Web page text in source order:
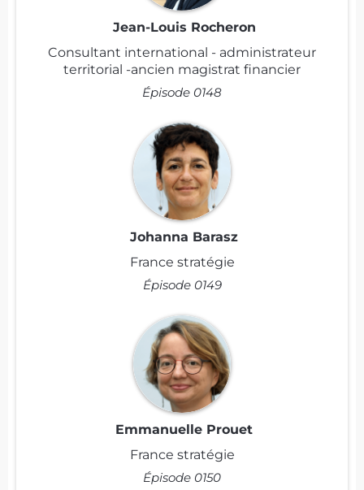
Jean-Louis Rocheron
Consultant international - administrateur
territorial -ancien magistrat financier
Épisode 0148
Johanna Barasz
France stratégie
Épisode 0149
Emmanuelle Prouet
France stratégie
Épisode 0150